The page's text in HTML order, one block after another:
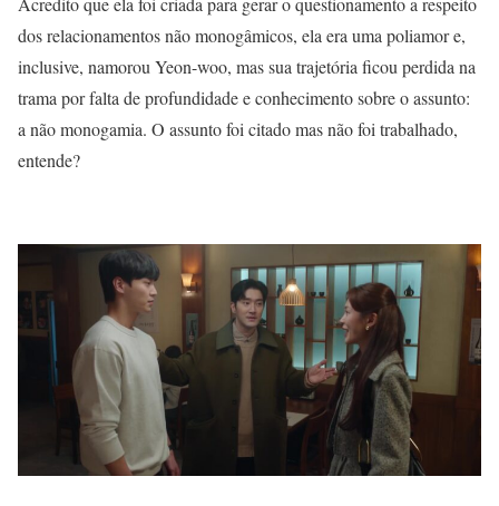
dos relacionamentos não monogâmicos, ela era uma poliamor e,
inclusive, namorou Yeon-woo, mas sua trajetória ficou perdida na
trama por falta de profundidade e conhecimento sobre o assunto:
a não monogamia. O assunto foi citado mas não foi trabalhado,
entende?